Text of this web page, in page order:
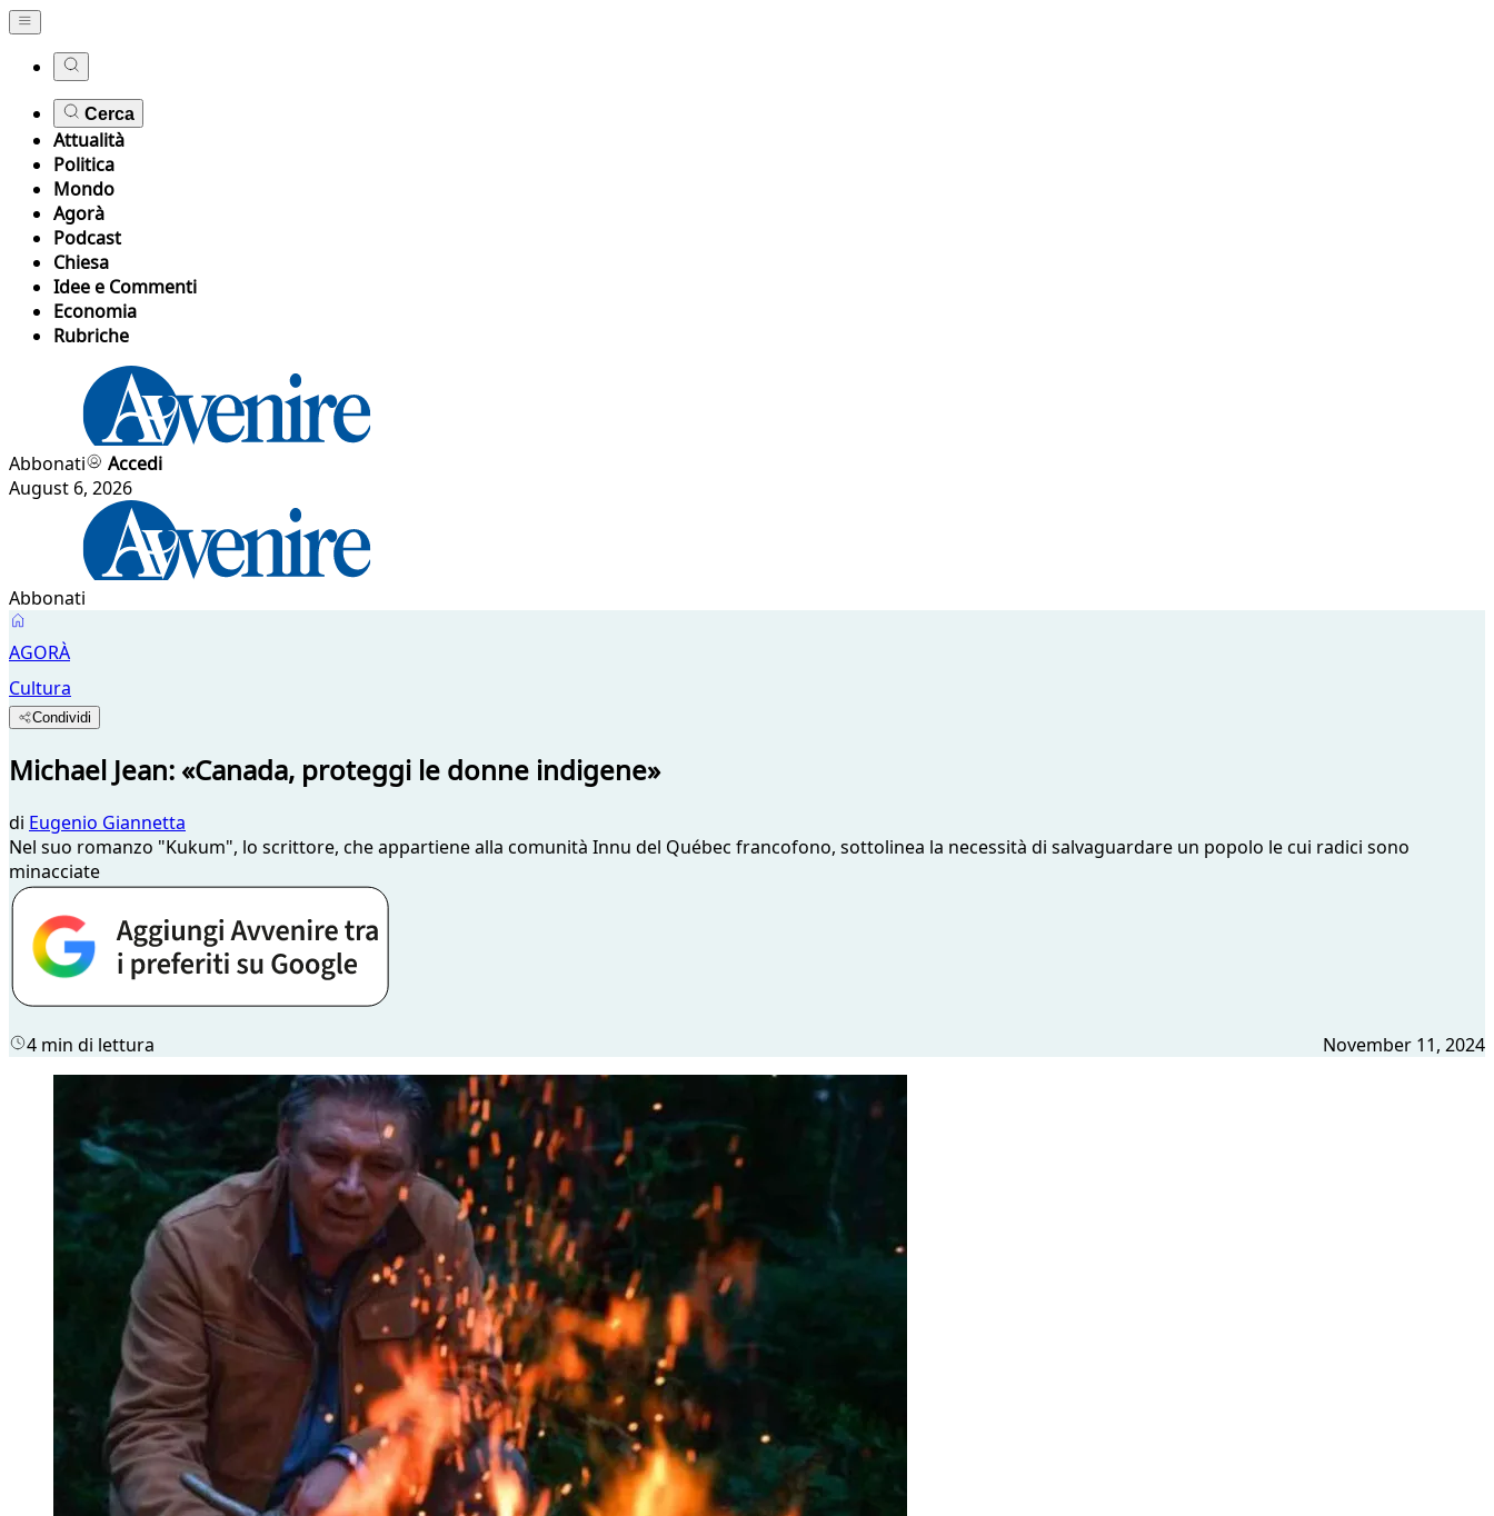
Cerca
Attualità
Politica
Mondo
Agorà
Podcast
Chiesa
Idee e Commenti
Economia
Rubriche
Abbonati
Accedi
August 6, 2026
Abbonati
AGORÀ
Cultura
Condividi
Michael Jean: «Canada, proteggi le donne indigene»
di Eugenio Giannetta
Nel suo romanzo "Kukum", lo scrittore, che appartiene alla comunità Innu del Québec francofono, sottolinea la necessità di salvaguardare un popolo le cui radici sono
minacciate
4 min di lettura November 11, 2024